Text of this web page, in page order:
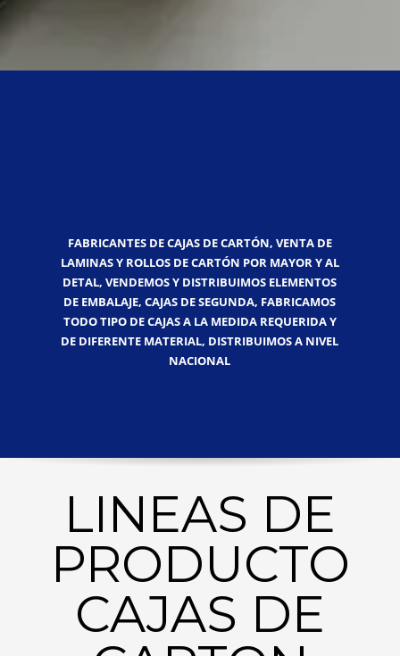
FABRICANTES DE CAJAS DE CARTÓN, VENTA DE
LAMINAS Y ROLLOS DE CARTÓN POR MAYOR Y AL
DETAL, VENDEMOS Y DISTRIBUIMOS ELEMENTOS
DE EMBALAJE, CAJAS DE SEGUNDA, FABRICAMOS
TODO TIPO DE CAJAS A LA MEDIDA REQUERIDA Y
DE DIFERENTE MATERIAL, DISTRIBUIMOS A NIVEL
NACIONAL
LINEAS DE
PRODUCTO
CAJAS DE